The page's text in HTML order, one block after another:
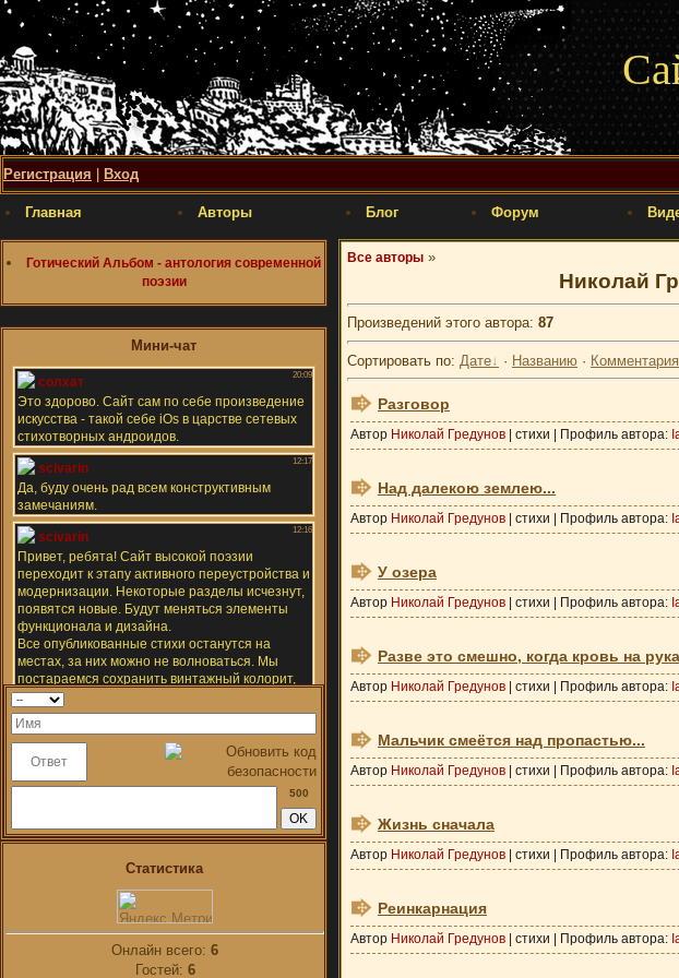
Регистрация Вход
Главная Авторы Блог Форум
Готический Альбом - антология современной
поэзии
Мини-чат
500
Статистика
Онлайн всего: 6
Гостей: 6
Все авторы »
Николай
Произведений этого автора: 87
Сортировать по: Дате · Названию ·
Разговор
Автор Николай Гредунов | стихи | Профиль автора:
Над далекою землею...
Автор Николай Гредунов | стихи | Профиль автора:
У озера
Автор Николай Гредунов | стихи | Профиль автора:
Разве это смешно, когда кровь на
Автор Николай Гредунов | стихи | Профиль автора:
Мальчик смеётся над пропастью...
Автор Николай Гредунов | стихи | Профиль автора:
Жизнь сначала
Автор Николай Гредунов | стихи | Профиль автора:
Реинкарнация
Автор Николай Гредунов | стихи | Профиль автора: